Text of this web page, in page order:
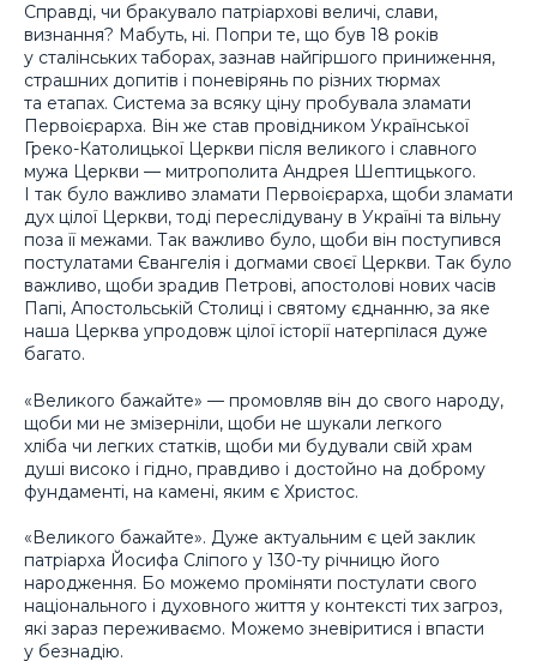
Справді, чи бракувало патріархові величі, слави,
визнання? Мабуть, ні. Попри те, що був 18 років
у сталінських таборах, зазнав найгіршого приниження,
страшних допитів і поневірянь по різних тюрмах
та етапах. Система за всяку ціну пробувала зламати
Первоієрарха. Він же став провідником Української
Греко-Католицької Церкви після великого і славного
мужа Церкви — митрополита Андрея Шептицького.
І так було важливо зламати Первоієрарха, щоби зламати
дух цілої Церкви, тоді переслідувану в Україні та вільну
поза її межами. Так важливо було, щоби він поступився
постулатами Євангелія і догмами своєї Церкви. Так було
важливо, щоби зрадив Петрові, апостолові нових часів
Папі, Апостольській Столиці і святому єднанню, за яке
наша Церква упродовж цілої історії натерпілася дуже
багато.
«Великого бажайте» — промовляв він до свого народу,
щоби ми не змізерніли, щоби не шукали легкого
хліба чи легких статків, щоби ми будували свій храм
душі високо і гідно, правдиво і достойно на доброму
фундаменті, на камені, яким є Христос.
«Великого бажайте». Дуже актуальним є цей заклик
патріарха Йосифа Сліпого у 130-ту річницю його
народження. Бо можемо проміняти постулати свого
національного і духовного життя у контексті тих загроз,
які зараз переживаємо. Можемо зневіритися і впасти
у безнадію.